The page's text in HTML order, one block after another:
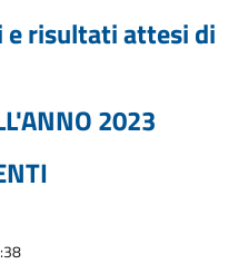
e risultati attesi di
2023